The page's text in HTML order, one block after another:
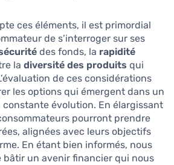
ces éléments, il est primordial
de s’interroger sur ses
des fonds, la rapidité
la diversité des produits qui
de ces considérations
les options qui émergent dans un
évolution. En élargissant
pourront prendre
alignées avec leurs objectifs
En étant bien informés, nous
bâtir un avenir financier qui nous